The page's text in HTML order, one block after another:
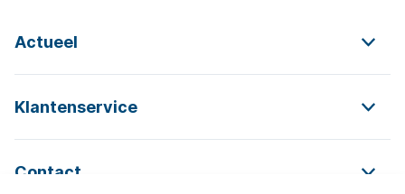
Actueel
Klantenservice
Contact